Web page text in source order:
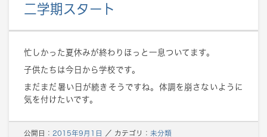
二学期スタート
忙しかった夏休みが終わりほっと一息ついてます。
子供たちは今日から学校です。
まだまだ暑い日が続きそうですね。体調を崩さないように
気を付けたいです。
公開日： 2015年9月1日 ／ カテゴリ： 未分類